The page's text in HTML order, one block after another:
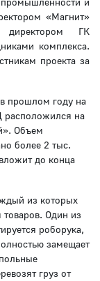
«Магнит»
директором ГК
комплекса.
проекта за
в прошлом году на
на
Объем
более 2 тыс.
до конца
из которых
товаров. Один из
роборука,
замещает
груз от